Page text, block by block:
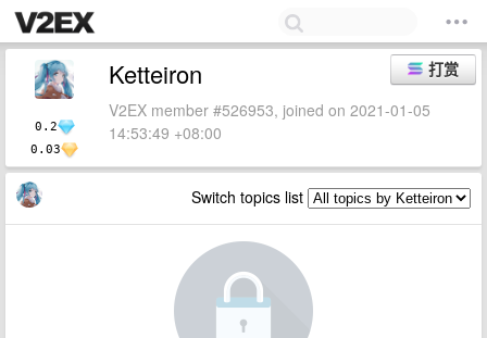
0.2
0.03
打赏
Ketteiron
V2EX member #526953, joined on 2021-01-05
14:53:49 +08:00
Switch topics list